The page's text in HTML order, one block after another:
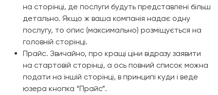
на сторінці, де послуги будуть представлені більш
детально. Якщо ж ваша компанія надає одну
послугу, то опис (максимально) розміщується на
головній сторінці.
Прайс. Звичайно, про кращі ціни відразу заявити
на стартовій сторінці, а ось повний список можна
подати на іншій сторінці, в принципі куди і веде
юзера кнопка “Прайс”.